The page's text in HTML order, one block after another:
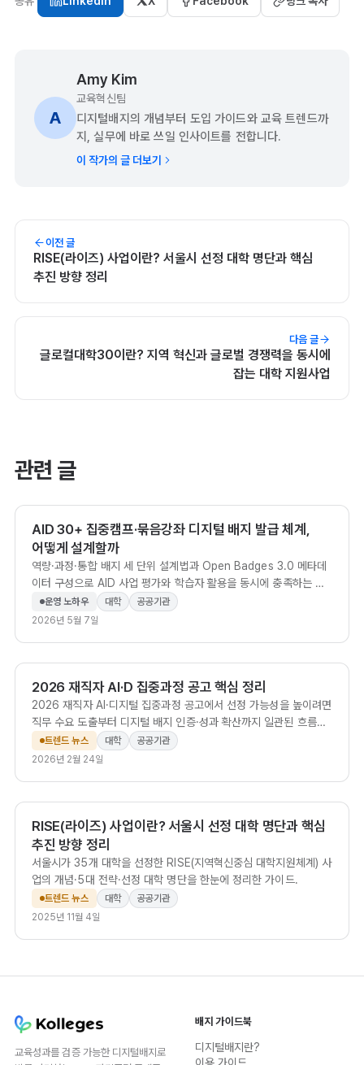
A
Amy Kim
교육혁신팀
디지털배지의 개념부터 도입 가이드와 교육 트렌드까
지, 실무에 바로 쓰일 인사이트를 전합니다.
이 작가의 글 더보기
이전 글
RISE(라이즈) 사업이란? 서울시 선정 대학 명단과 핵심
추진 방향 정리
다음 글
글로컬대학30이란? 지역 혁신과 글로벌 경쟁력을 동시에
잡는 대학 지원사업
관련 글
AID 30+ 집중캠프·묶음강좌 디지털 배지 발급 체계,
어떻게 설계할까
역량·과정·통합 배지 세 단위 설계법과 Open Badges 3.0 메타데
이터 구성으로 AID 사업 평가와 학습자 활용을 동시에 충족하는 방
법.운영 노하우 대학
공공기관
2026년 5월 7일
2026 재직자 AI·D 집중과정 공고 핵심 정리
2026 재직자 AI·디지털 집중과정 공고에서 선정 가능성을 높이려면
직무 수요 도출부터 디지털 배지 인증·성과 확산까지 일관된 흐름으
로 설계해야 합니다.
트렌드 뉴스 대학
공공기관
2026년 2월 24일
RISE(라이즈) 사업이란? 서울시 선정 대학 명단과 핵심
추진 방향 정리
서울시가 35개 대학을 선정한 RISE(지역혁신중심 대학지원체계) 사
업의 개념·5대 전략·선정 대학 명단을 한눈에 정리한 가이드.
트렌드 뉴스 대학
공공기관
2025년 11월 4일
교육성과를 검증 가능한 디지털배지로
배지 가이드북
디지털배지란?